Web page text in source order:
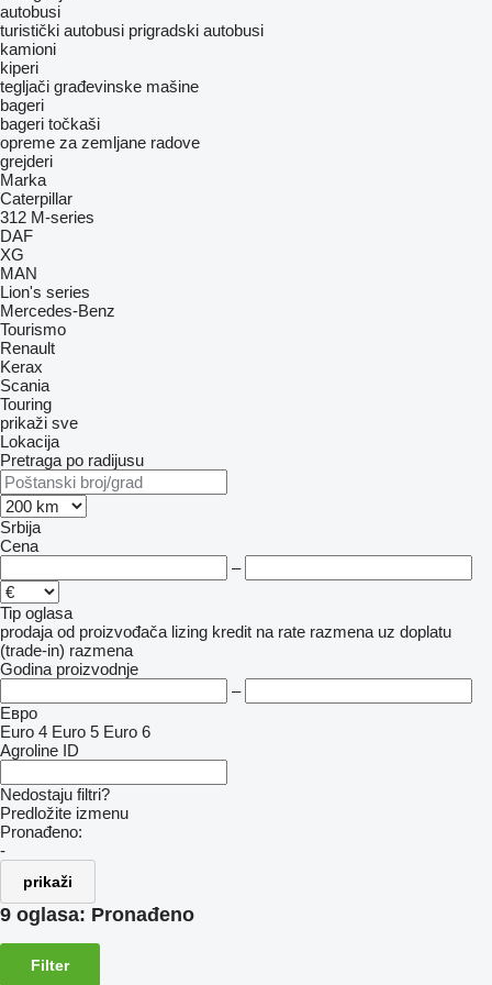
autobusi
turistički autobusi prigradski autobusi
kamioni
kiperi
tegljači građevinske mašine
bageri
bageri točkaši
opreme za zemljane radove
grejderi
Marka
Caterpillar
312 M-series
DAF
XG
MAN
Lion's series
Mercedes-Benz
Tourismo
Renault
Kerax
Scania
Touring
prikaži sve
Lokacija
Pretraga po radijusu
Srbija
Cena
–
Tip oglasa
prodaja od proizvođača lizing kredit na rate razmena uz doplatu
(trade-in) razmena
Godina proizvodnje
–
Евро
Euro 4 Euro 5 Euro 6
Agroline ID
Nedostaju filtri?
Predložite izmenu
Pronađeno:
-
prikaži
9 oglasa: Pronađeno
Filter